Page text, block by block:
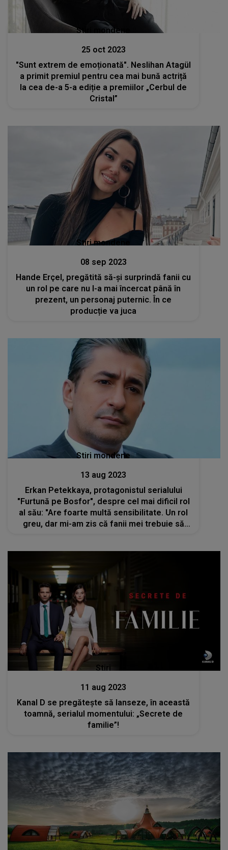
Stiri mondene
25 oct 2023
"Sunt extrem de emoționată". Neslihan Atagül
a primit premiul pentru cea mai bună actriță
la cea de-a 5-a ediție a premiilor „Cerbul de
Cristal”
Stiri mondene
08 sep 2023
Hande Erçel, pregătită să-și surprindă fanii cu
un rol pe care nu l-a mai încercat până în
prezent, un personaj puternic. În ce
producție va juca
Stiri mondene
13 aug 2023
Erkan Petekkaya, protagonistul serialului
"Furtună pe Bosfor", despre cel mai dificil rol
al său: "Are foarte multă sensibilitate. Un rol
greu, dar mi-am zis că fanii mei trebuie să
Stiri
11 aug 2023
Kanal D se pregătește să lanseze, în această
toamnă, serialul momentului: „Secrete de
familie”!